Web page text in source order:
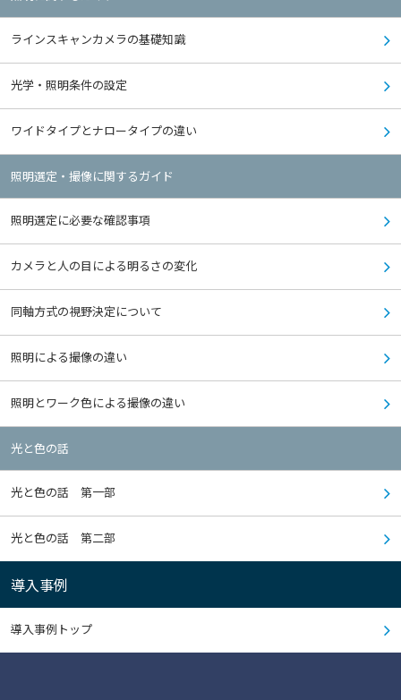
ラインスキャンカメラの基礎知識
光学・照明条件の設定
ワイドタイプとナロータイプの違い
照明選定・撮像に関するガイド
照明選定に必要な確認事項
カメラと人の目による明るさの変化
同軸方式の視野決定について
照明による撮像の違い
照明とワーク色による撮像の違い
光と色の話
光と色の話 第一部
光と色の話 第二部
導入事例
導入事例トップ